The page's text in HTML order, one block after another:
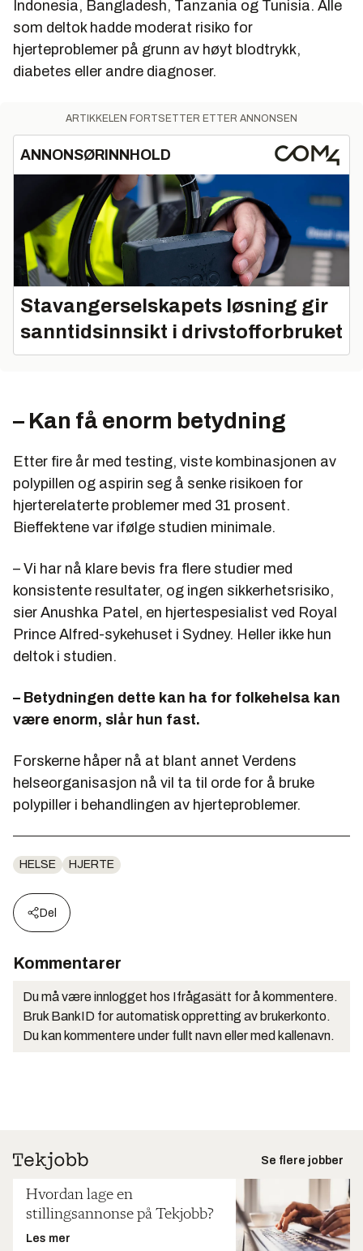
Indonesia, Bangladesh, Tanzania og Tunisia. Alle
som deltok hadde moderat risiko for
hjerteproblemer på grunn av høyt blodtrykk,
diabetes eller andre diagnoser.
ARTIKKELEN FORTSETTER ETTER ANNONSEN
ANNONSØRINNHOLD
Stavangerselskapets løsning gir
sanntidsinnsikt i drivstofforbruket
– Kan få enorm betydning
Etter fire år med testing, viste kombinasjonen av
polypillen og aspirin seg å senke risikoen for
hjerterelaterte problemer med 31 prosent.
Bieffektene var ifølge studien minimale.
– Vi har nå klare bevis fra flere studier med
konsistente resultater, og ingen sikkerhetsrisiko,
sier Anushka Patel, en hjertespesialist ved Royal
Prince Alfred-sykehuset i Sydney. Heller ikke hun
deltok i studien.
– Betydningen dette kan ha for folkehelsa kan
være enorm, slår hun fast.
Forskerne håper nå at blant annet Verdens
helseorganisasjon nå vil ta til orde for å bruke
polypiller i behandlingen av hjerteproblemer.
HELSE HJERTE
Del
Kommentarer
Du må være innlogget hos Ifrågasätt for å kommentere.
Bruk BankID for automatisk oppretting av brukerkonto.
Du kan kommentere under fullt navn eller med kallenavn.
Se flere jobber
Hvordan lage en
stillingsannonse på Tekjobb?
Les mer